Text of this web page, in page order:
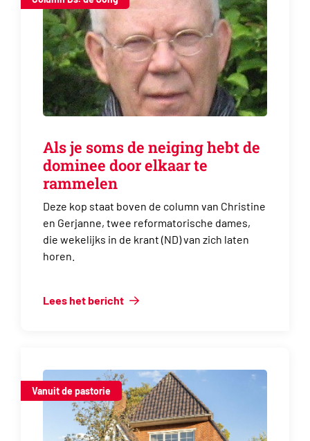
Als je soms de neiging hebt de
dominee door elkaar te
rammelen
Deze kop staat boven de column van Christine
en Gerjanne, twee reformatorische dames,
die wekelijks in de krant (ND) van zich laten
horen.
Lees het bericht
Vanuit de pastorie